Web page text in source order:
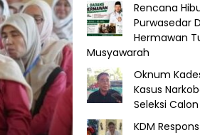
Rencana
Purwasedar
Hermawan
Musyawarah
Oknum
Kasus
Seleksi
KDM